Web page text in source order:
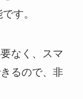
す。
なく、スマ
るので、非